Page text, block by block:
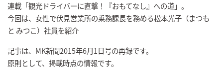
連載「観光ドライバーに直撃！『おもてなし』への道」。
今回は、女性で伏見営業所の乗務課長を務める松本光子（まつも
と みつこ）社員を紹介
記事は、MK新聞2015年6月1日号の再録です。
原則として、掲載時点の情報です。